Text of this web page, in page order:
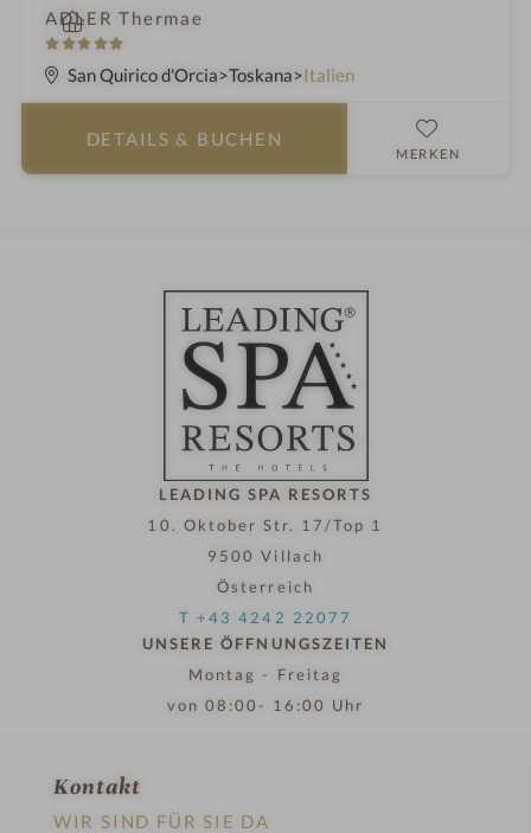
ADLER Thermae
5
S
t
n
W
e
l
l
s
San Quirico d'Orcia Toskana Italien
DETAILS & BUCHEN
MERKEN
LEADING SPA RESORTS
10. Oktober Str. 17/Top 1
9500 Villach
Österreich
T +43 4242 22077
UNSERE ÖFFNUNGSZEITEN
Montag - Freitag
von 08:00- 16:00 Uhr
Kontakt
WIR SIND FÜR SIE DA